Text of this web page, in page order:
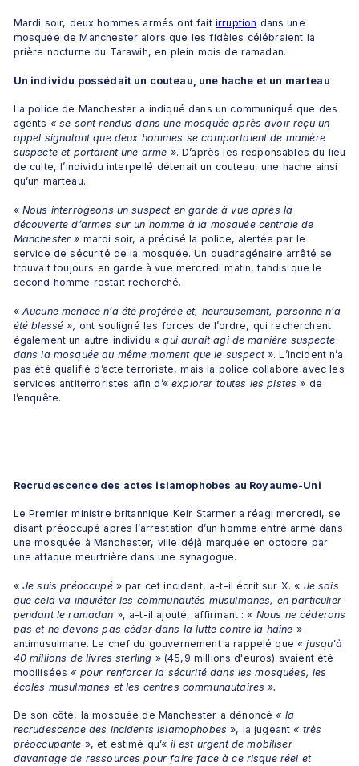
Mardi soir, deux hommes armés ont fait irruption dans une
mosquée de Manchester alors que les fidèles célébraient la
prière nocturne du Tarawih, en plein mois de ramadan.
Un individu possédait un couteau, une hache et un marteau
La police de Manchester a indiqué dans un communiqué que des
agents « se sont rendus dans une mosquée après avoir reçu un
appel signalant que deux hommes se comportaient de manière
suspecte et portaient une arme ». D’après les responsables du lieu
de culte, l’individu interpellé détenait un couteau, une hache ainsi
qu’un marteau.
« Nous interrogeons un suspect en garde à vue après la
découverte d’armes sur un homme à la mosquée centrale de
Manchester » mardi soir, a précisé la police, alertée par le
service de sécurité de la mosquée. Un quadragénaire arrêté se
trouvait toujours en garde à vue mercredi matin, tandis que le
second homme restait recherché.
« Aucune menace n’a été proférée et, heureusement, personne n’a
été blessé », ont souligné les forces de l’ordre, qui recherchent
également un autre individu « qui aurait agi de manière suspecte
dans la mosquée au même moment que le suspect ». L’incident n’a
pas été qualifié d’acte terroriste, mais la police collabore avec les
services antiterroristes afin d’« explorer toutes les pistes » de
l’enquête.
Recrudescence des actes islamophobes au Royaume-Uni
Le Premier ministre britannique Keir Starmer a réagi mercredi, se
disant préoccupé après l’arrestation d’un homme entré armé dans
une mosquée à Manchester, ville déjà marquée en octobre par
une attaque meurtrière dans une synagogue.
« Je suis préoccupé » par cet incident, a-t-il écrit sur X. « Je sais
que cela va inquiéter les communautés musulmanes, en particulier
pendant le ramadan », a-t-il ajouté, affirmant : « Nous ne céderons
pas et ne devons pas céder dans la lutte contre la haine »
antimusulmane. Le chef du gouvernement a rappelé que « jusqu'à
40 millions de livres sterling » (45,9 millions d'euros) avaient été
mobilisées « pour renforcer la sécurité dans les mosquées, les
écoles musulmanes et les centres communautaires ».
De son côté, la mosquée de Manchester a dénoncé « la
recrudescence des incidents islamophobes », la jugeant « très
préoccupante », et estimé qu’« il est urgent de mobiliser
davantage de ressources pour faire face à ce risque réel et